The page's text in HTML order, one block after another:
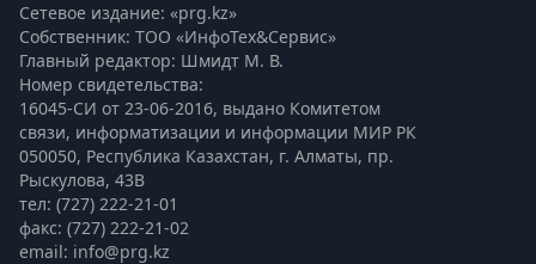
Сетевое издание: «prg.kz»
Собственник: ТОО «ИнфоТех&Сервис»
Главный редактор: Шмидт М. В.
Номер свидетельства:
16045-СИ от 23-06-2016, выдано Комитетом
связи, информатизации и информации МИР РК
050050, Республика Казахстан, г. Алматы, пр.
Рыскулова, 43В
тел: (727) 222-21-01
факс: (727) 222-21-02
email: info@prg.kz